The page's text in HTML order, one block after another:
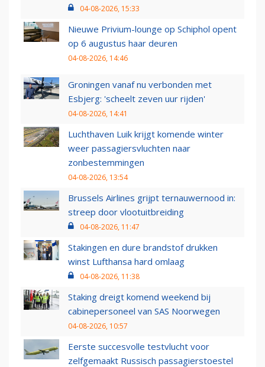
04-08-2026, 15:33
Nieuwe Privium-lounge op Schiphol opent
op 6 augustus haar deuren
04-08-2026, 14:46
Groningen vanaf nu verbonden met
Esbjerg: 'scheelt zeven uur rijden'
04-08-2026, 14:41
Luchthaven Luik krijgt komende winter
weer passagiersvluchten naar
zonbestemmingen
04-08-2026, 13:54
Brussels Airlines grijpt ternauwernood in:
streep door vlootuitbreiding
04-08-2026, 11:47
Stakingen en dure brandstof drukken
winst Lufthansa hard omlaag
04-08-2026, 11:38
Staking dreigt komend weekend bij
cabinepersoneel van SAS Noorwegen
04-08-2026, 10:57
Eerste succesvolle testvlucht voor
zelfgemaakt Russisch passagierstoestel